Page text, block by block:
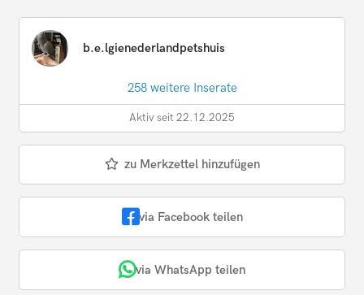
b.e.lgienederlandpetshuis
258 weitere Inserate
Aktiv seit 22.12.2025
zu Merkzettel hinzufügen
via Facebook teilen
via WhatsApp teilen